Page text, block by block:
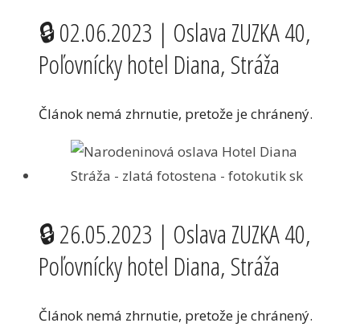
🔒 02.06.2023 | Oslava ZUZKA 40,
Poľovnícky hotel Diana, Stráža
Článok nemá zhrnutie, pretože je chránený.
🔒 26.05.2023 | Oslava ZUZKA 40,
Poľovnícky hotel Diana, Stráža
Článok nemá zhrnutie, pretože je chránený.